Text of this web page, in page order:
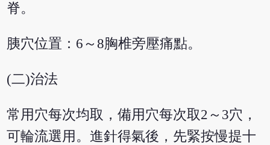
脊。
胰穴位置：6～8胸椎旁壓痛點。
(二)治法
常用穴每次均取，備用穴每次取2～3穴，
可輪流選用。進針得氣後，先緊按慢提十